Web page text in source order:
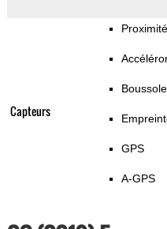
Capteurs
Proximité
Boussole
GPS
A-GPS